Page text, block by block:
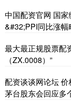
中国配资官网 国
&#32;PPI同比涨幅
最大最正规股票配
（ZX.0008）”
配资谈谈网论坛
茅台股东会回应多